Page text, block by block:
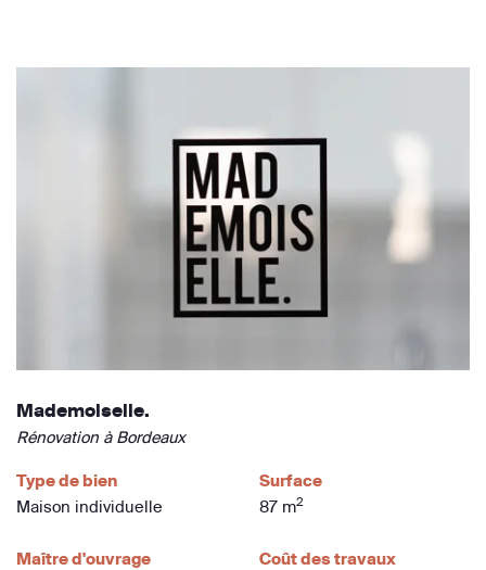
Mademoiselle.
Rénovation à Bordeaux
Type de bien
Maison individuelle
Surface
87 m2
Maître d'ouvrage
Coût des travaux